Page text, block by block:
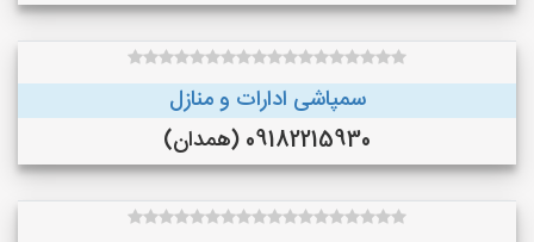
سمپاشی ادارات و منازل
09182215930 (همدان)